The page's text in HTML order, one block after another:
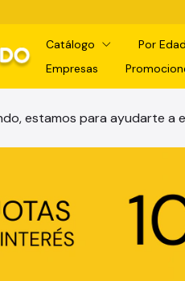
Catálogo Por Edad
Empresas
estamos para ayudarte a